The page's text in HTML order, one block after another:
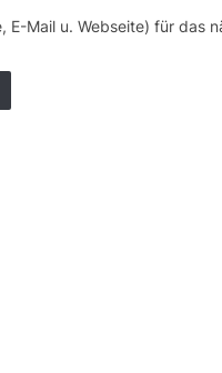
E-Mail u. Webseite) für das